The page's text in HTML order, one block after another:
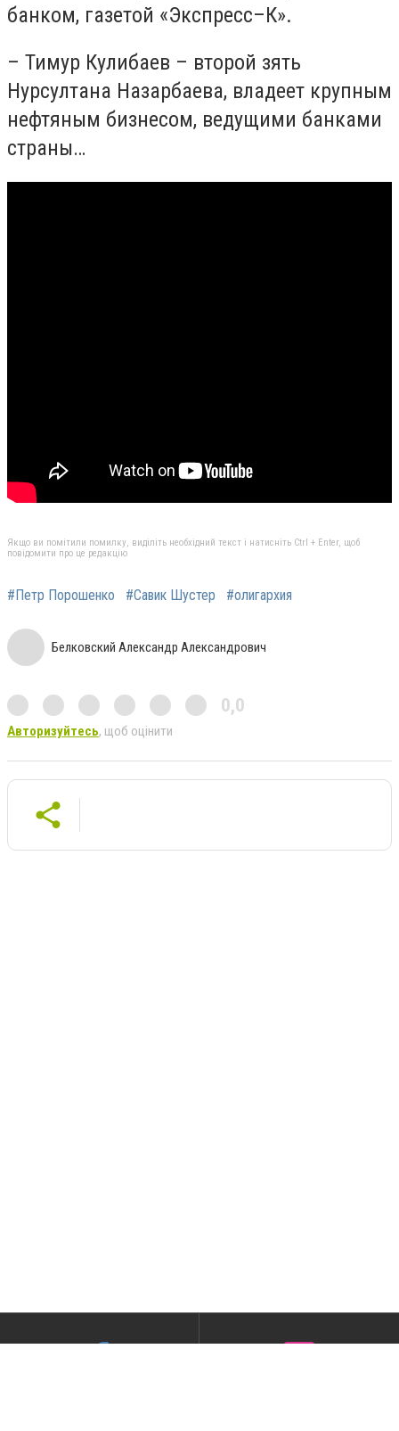
банком, газетой «Экспресс–К».
– Тимур Кулибаев – второй зять
Нурсултана Назарбаева, владеет крупным
нефтяным бизнесом, ведущими банками
страны…
Якщо ви помітили помилку, виділіть необхідний текст і натисніть Ctrl + Enter, щоб
повідомити про це редакцію
#Петр Порошенко #Савик Шустер #олигархия
Белковский Александр Александрович
0,0
Авторизуйтесь, щоб оцінити